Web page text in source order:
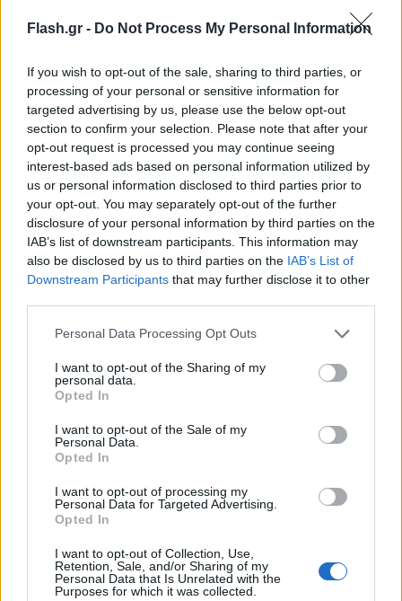
Flash.gr - Do Not Process My Personal Information
If you wish to opt-out of the sale, sharing to third parties, or
processing of your personal or sensitive information for
targeted advertising by us, please use the below opt-out
section to confirm your selection. Please note that after your
opt-out request is processed you may continue seeing
interest-based ads based on personal information utilized by
us or personal information disclosed to third parties prior to
your opt-out. You may separately opt-out of the further
disclosure of your personal information by third parties on the
IAB’s list of downstream participants. This information may
also be disclosed by us to third parties on the IAB’s List of
Downstream Participants that may further disclose it to other
Please note that this website/app uses one or more Google
not limited to your visit or usage behaviour. You may click to
grant or deny consent to Google and its third-party tags to
use your data for below specified purposes in below Google
consent section.
Personal Data Processing Opt Outs
I want to opt-out of the Sharing of my
personal data.
Opted In
I want to opt-out of the Sale of my
Personal Data.
Opted In
I want to opt-out of processing my
Personal Data for Targeted Advertising.
Opted In
I want to opt-out of Collection, Use,
Retention, Sale, and/or Sharing of my
Personal Data that Is Unrelated with the
Purposes for which it was collected.
αντιμετωπίζει διώξεις στη χώρα του «λόγω της
φυλής, της θρησκείας, της εθνικότητάς του ή της
ομάδα ή λόγω των πολιτικών πεποιθήσεών του».